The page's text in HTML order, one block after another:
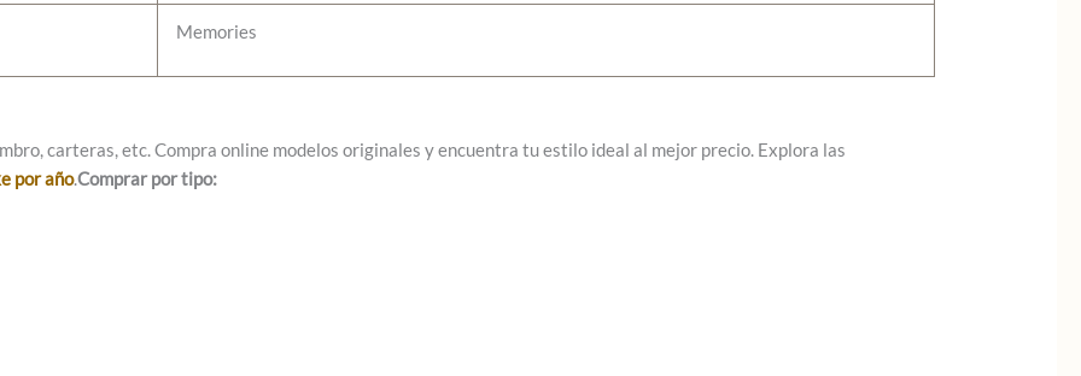
Memories
carteras, etc. Compra online modelos originales y encuentra tu estilo ideal al mejor precio. Explora las
por año.Comprar por tipo: